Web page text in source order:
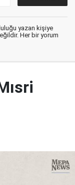
yazan kişiye
Her bir yorum